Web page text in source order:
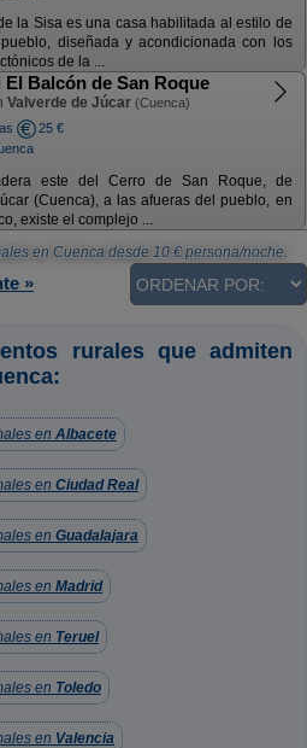
la Sisa es una casa habilitada al estilo de
diseñada y acondicionada con los
de la ...
El Balcón de San Roque
Valverde de Júcar (Cuenca)
25 €
este del Cerro de San Roque, de
(Cuenca), a las afueras del pueblo, en
existe el complejo ...
en Cuenca desde 10€ persona/noche.
»
rurales que admiten
en Albacete
en Ciudad Real
en Guadalajara
en Madrid
en Teruel
en Toledo
en Valencia